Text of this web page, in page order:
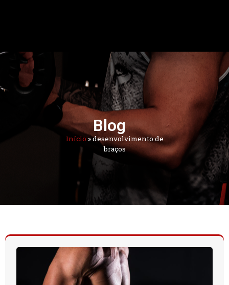
Blog
Início »desenvolvimento de
braços